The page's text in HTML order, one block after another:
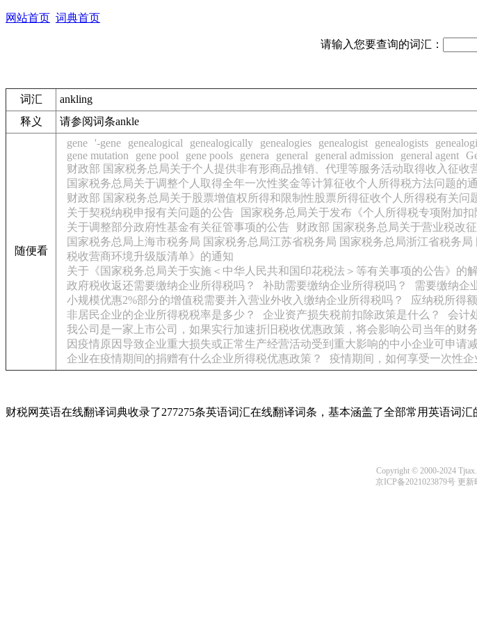
网站首页 词典首页
请输入您要查询的词汇：
词汇
ankling
释义
请参阅词条ankle
随便看
gene '-gene genealogical genealogically genealogies genealogist genealogists
gene mutation
gene pool gene pools genera general general admission general agent
财政部 国家税务总局关于个人提供非有形商品推销、代理等服务活动取得收入征收
国家税务总局关于调整个人取得全年一次性奖金等计算征收个人所得税方法问题的
财政部 国家税务总局关于股票增值权所得和限制性股票所得征收个人所得税有关问
关于契税纳税申报有关问题的公告
国家税务总局关于发布《个人所得税专项附加
关于调整部分政府性基金有关征管事项的公告
财政部 国家税务总局关于营业税改
国家税务总局上海市税务局 国家税务总局江苏省税务局 国家税务总局浙江省税务
税收营商环境升级版清单》的通知
关于《国家税务总局关于实施＜中华人民共和国印花税法＞等有关事项的公告》的
政府税收返还需要缴纳企业所得税吗？
补助需要缴纳企业所得税吗？ 需要缴纳企
小规模优惠2%部分的增值税需要并入营业外收入缴纳企业所得税吗？
应纳税所得
非居民企业的企业所得税税率是多少？
企业资产损失税前扣除政策是什么？
会计
我公司是一家上市公司，如果实行加速折旧税收优惠政策，将会影响公司当年的财
因疫情原因导致企业重大损失或正常生产经营活动受到重大影响的中小企业可申请
企业在疫情期间的捐赠有什么企业所得税优惠政策？
疫情期间，如何享受一次性
财税网英语在线翻译词典收录了277275条英语词汇在线翻译词条，基本涵盖了全部常用英语词
Copyright © 2000-2024
京ICP备2021023879号更新